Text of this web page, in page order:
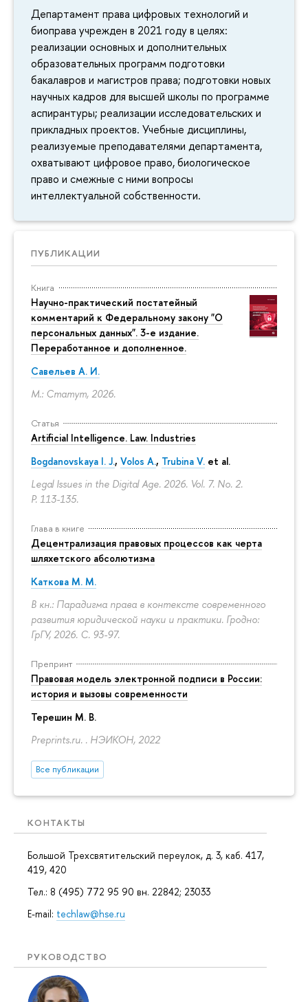
Департамент права цифровых технологий и
биоправа учрежден в 2021 году в целях:
реализации основных и дополнительных
образовательных программ подготовки
бакалавров и магистров права; подготовки новых
научных кадров для высшей школы по программе
аспирантуры; реализации исследовательских и
прикладных проектов. Учебные дисциплины,
реализуемые преподавателями департамента,
охватывают цифровое право, биологическое
право и смежные с ними вопросы
интеллектуальной собственности.
ПУБЛИКАЦИИ
Книга
Научно-практический постатейный
комментарий к Федеральному закону "О
персональных данных". 3-е издание.
Переработанное и дополненное.
Савельев А. И.
М.: Статут, 2026.
Статья
Artificial Intelligence. Law. Industries
Bogdanovskaya I. J., Volos A., Trubina V. et al.
Legal Issues in the Digital Age. 2026. Vol. 7. No. 2.
P. 113-135.
Глава в книге
Децентрализация правовых процессов как черта
шляхетского абсолютизма
Каткова М. М.
В кн.: Парадигма права в контексте современного
развития юридической науки и практики. Гродно:
ГрГУ, 2026. С. 93-97.
Препринт
Правовая модель электронной подписи в России:
история и вызовы современности
Терешин М. В.
Preprints.ru. . НЭИКОН, 2022
Все публикации
КОНТАКТЫ
Большой Трехсвятительский переулок, д. 3, каб. 417,
419, 420
Тел.: 8 (495) 772 95 90 вн. 22842; 23033
E-mail: techlaw@hse.ru
РУКОВОДСТВО